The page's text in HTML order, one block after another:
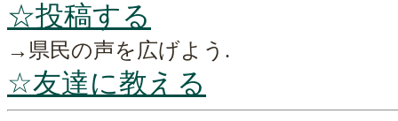
☆投稿する
→県民の声を広げよう.
☆友達に教える